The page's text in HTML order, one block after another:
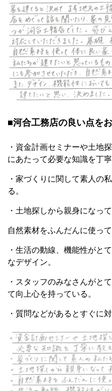
■河合工務店の良い点を
・資金計画セミナーや土地
にあたって必要な知識を丁
・家づくりに関して素人の
る。
・土地探しから親身になっ
自然素材をふんだんに使っ
・生活の動線、機能性がと
なデザイン。
・スタッフのみなさんがと
て向上心を持っている。
・質問などがあるとすぐに